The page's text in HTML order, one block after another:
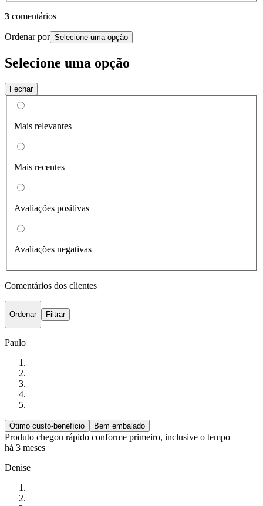
3 comentários
Ordenar por Selecione uma opção
Selecione uma opção
Fechar
Mais relevantes
Mais recentes
Avaliações positivas
Avaliações negativas
Comentários dos clientes
Ordenar Filtrar
Paulo
Ótimo custo-benefício Bem embalado
Produto chegou rápido conforme primeiro, inclusive o tempo
há 3 meses
Denise